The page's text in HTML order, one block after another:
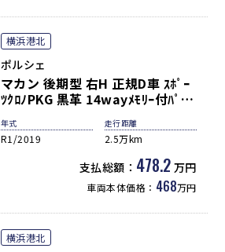
横浜港北
ポルシェ
マカン 後期型 右H 正規D車 ｽﾎﾟｰ
ﾂｸﾛﾉPKG 黒革 14wayﾒﾓﾘｰ付ﾊﾟﾜｰ
ｼｰﾄ ｼｰﾄﾋｰﾀｰ 3ｿﾞｰﾝAC PCMﾅﾋﾞ
(10.9ｲﾝﾁ) 全周ｶﾒﾗ＆PAS ACC＆
LCA＆LDW LEDﾍｯﾄﾞﾗｲﾄ 電動Rｹﾞ
ｰﾄ ｺﾝﾌｫｰﾄA PASM 純正19ｲﾝﾁAW
年式
R1/2019
走行距離
2.5万km
支払総額： 478.2 万円
車両本体価格： 468万円
横浜港北